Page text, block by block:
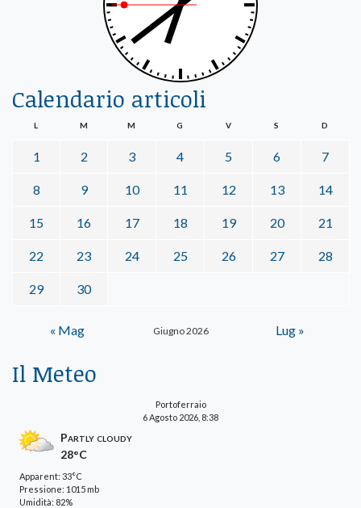
Calendario articoli
Giugno 2026
L M M G V S D
1 2 3 4 5 6 7
8 9 10 11 12 13 14
15 16 17 18 19 20 21
22 23 24 25 26 27 28
29 30
« Mag Lug »
Il Meteo
Portoferraio
6 Agosto 2026, 8:38
Partly cloudy
28°C
Apparent: 33°C
Pressione: 1015 mb
Umidità: 82%